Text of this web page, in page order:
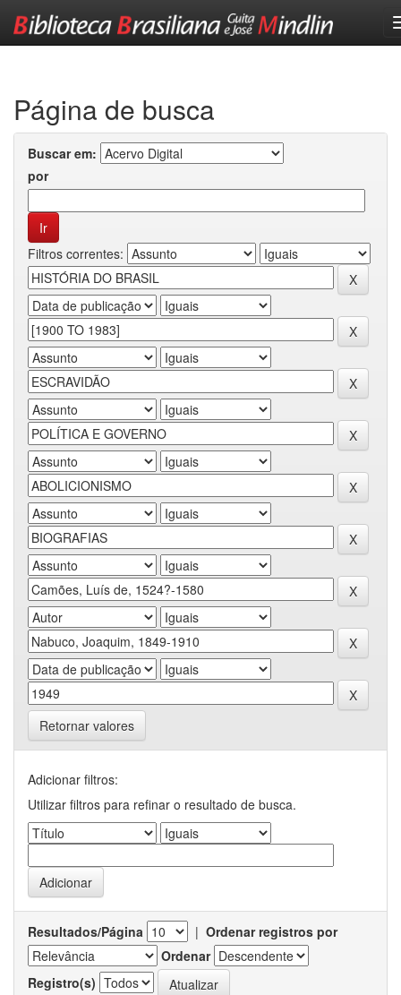
Página de busca
Buscar em:
por
Filtros correntes:
Retornar valores
Adicionar filtros:
Utilizar filtros para refinar o resultado de busca.
Resultados/Página | Ordenar registros por
Ordenar
Registro(s)